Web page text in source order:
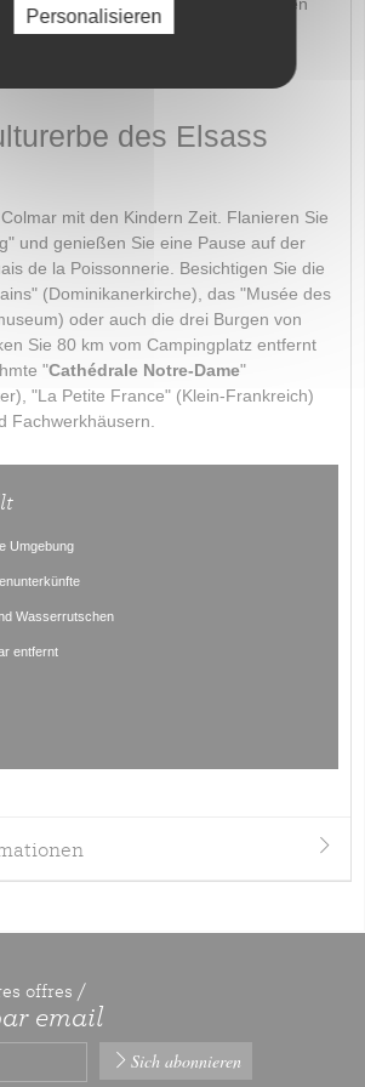
für die ganze
des Elsass
mit den Kindern Zeit. Flanieren Sie
und genießen Sie eine Pause auf der
de la Poissonnerie. Besichtigen Sie die
(Dominikanerkirche), das "Musée des
oder auch die drei Burgen von
Sie 80 km vom Campingplatz entfernt
"Cathédrale Notre-Dame"
"La Petite France" (Klein-Frankreich)
Fachwerkhäusern.
Umgebung
Wasserrutschen
entfernt
offres /
email
Personalisieren